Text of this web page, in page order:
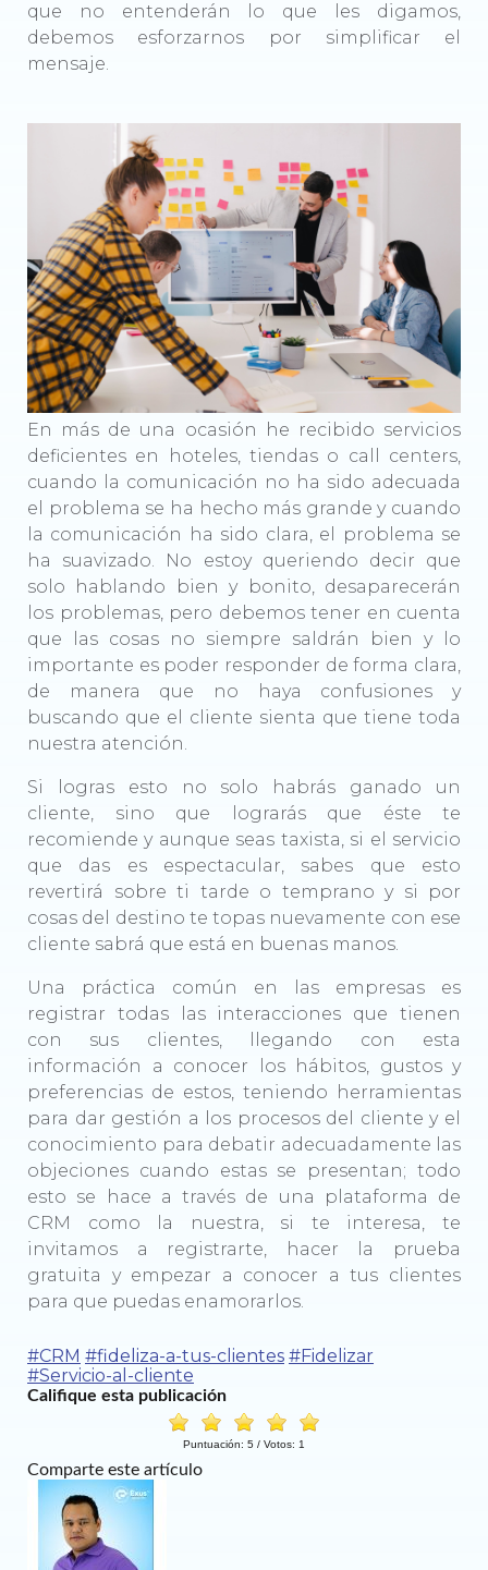
que no entenderán lo que les digamos,
debemos esforzarnos por simplificar el
mensaje.
En más de una ocasión he recibido servicios
deficientes en hoteles, tiendas o call centers,
cuando la comunicación no ha sido adecuada
el problema se ha hecho más grande y cuando
la comunicación ha sido clara, el problema se
ha suavizado. No estoy queriendo decir que
solo hablando bien y bonito, desaparecerán
los problemas, pero debemos tener en cuenta
que las cosas no siempre saldrán bien y lo
importante es poder responder de forma clara,
de manera que no haya confusiones y
buscando que el cliente sienta que tiene toda
nuestra atención.
Si logras esto no solo habrás ganado un
cliente, sino que lograrás que éste te
recomiende y aunque seas taxista, si el servicio
que das es espectacular, sabes que esto
revertirá sobre ti tarde o temprano y si por
cosas del destino te topas nuevamente con ese
cliente sabrá que está en buenas manos.
Una práctica común en las empresas es
registrar todas las interacciones que tienen
con sus clientes, llegando con esta
información a conocer los hábitos, gustos y
preferencias de estos, teniendo herramientas
para dar gestión a los procesos del cliente y el
conocimiento para debatir adecuadamente las
objeciones cuando estas se presentan; todo
esto se hace a través de una plataforma de
CRM como la nuestra, si te interesa, te
invitamos a registrarte, hacer la prueba
gratuita y empezar a conocer a tus clientes
para que puedas enamorarlos.
#CRM #fideliza-a-tus-clientes #Fidelizar
#Servicio-al-cliente
Califique esta publicación
Puntuación: 5 / Votos: 1
Comparte este artículo